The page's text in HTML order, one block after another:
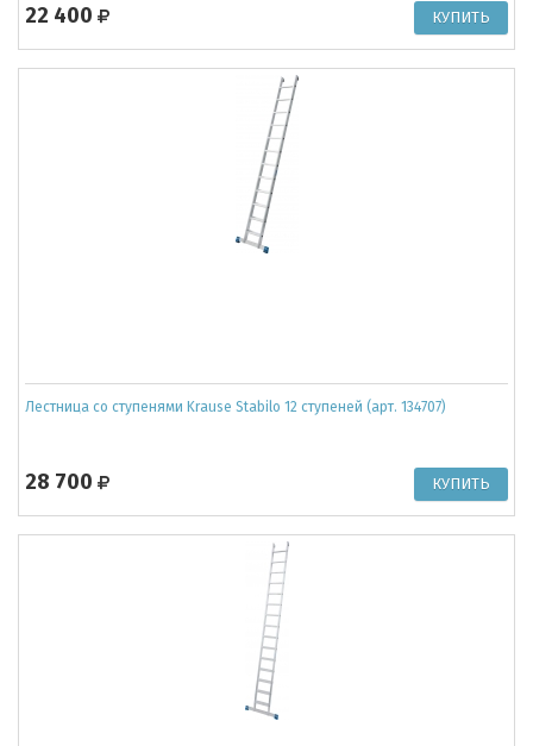
22 400
Лестница со ступенями Krause Stabilo 12 ступеней (арт. 134707)
28 700